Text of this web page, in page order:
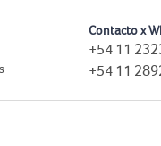
Contacto x
+54 11
+54 11